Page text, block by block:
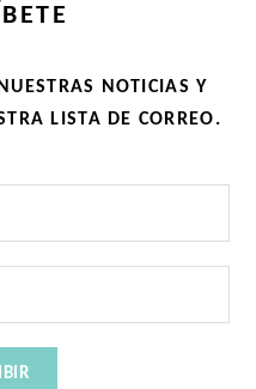
NOTICIAS Y
LISTA DE CORREO.